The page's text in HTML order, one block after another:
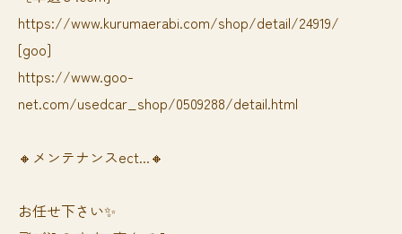
https://www.kurumaerabi.com/shop/detail/24919/
[goo]
https://www.goo-
net.com/usedcar_shop/0509288/detail.html
🔸メンテナンスect...🔸
お任せ下さい✨